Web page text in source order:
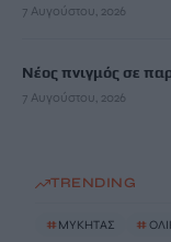
7 Αυγούστου, 2026
Νέος πνιγμός σε
7 Αυγούστου, 2026
TRENDING
# ΜΥΚΗΤΑΣ #